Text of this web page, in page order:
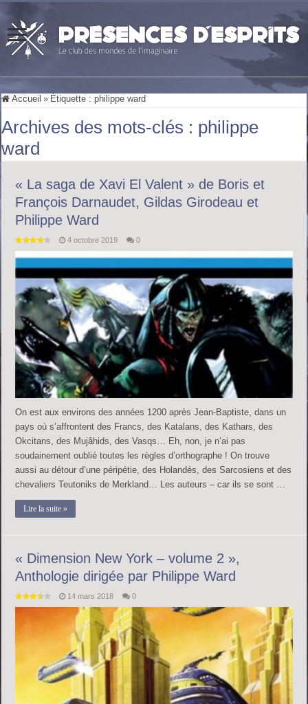
Accueil » Étiquette :philippe ward
Archives des mots-clés : philippe
ward
« La saga de Xavi El Valent » de Boris et
François Darnaudet, Gildas Girodeau et
Philippe Ward
4 octobre 2019 0
On est aux environs des années 1200 après Jean-Baptiste, dans un
pays où s’affrontent des Francs, des Katalans, des Kathars, des
Okcitans, des Mujâhids, des Vasqs… Eh, non, je n’ai pas
soudainement oublié toutes les règles d’orthographe ! On trouve
aussi au détour d’une péripétie, des Holandés, des Sarcosiens et des
chevaliers Teutoniks de Merkland… Les auteurs – car ils se sont …
Lire la suite »
« Dimension New York – volume 2 »,
Anthologie dirigée par Philippe Ward
14 mars 2018 0